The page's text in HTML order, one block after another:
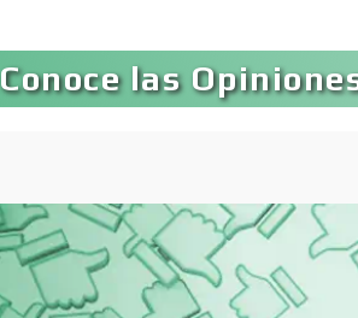
Bancos
Bordados y
Estampados
Conoce las